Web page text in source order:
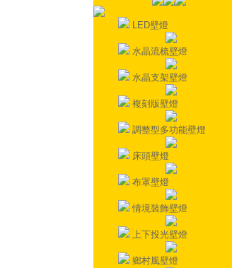
LED壁燈
水晶流梳壁燈
水晶支架壁燈
複刻版壁燈
調整型多功能壁燈
床頭壁燈
布罩壁燈
情境裝飾壁燈
上下投光壁燈
鄉村風壁燈